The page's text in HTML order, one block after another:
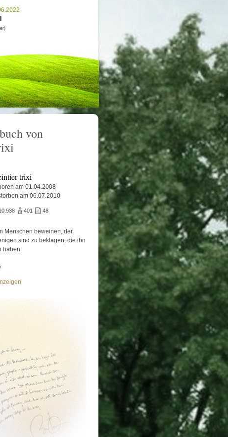
von
trixi
am 01.04.2008
am 06.07.2010
401 48
Menschen beweinen, der
sind zu beklagen, die ihn
haben.